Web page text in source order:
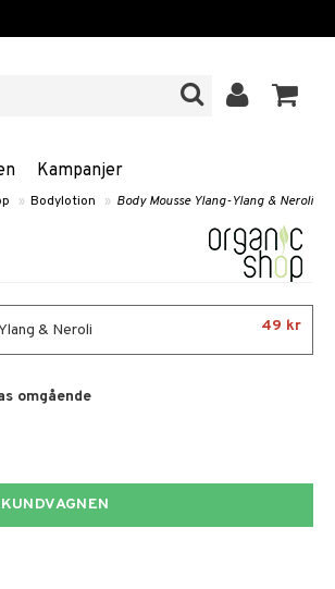
Kampanjer
» Bodylotion » Body Mousse Ylang-Ylang & Neroli
& Neroli 49 kr
omgående